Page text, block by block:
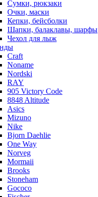
Сумки, рюкзаки
Очки, маски
Кепки, бейсболки
Шапки, балаклавы, шарфы
Чехол для лыж
Craft
Noname
Nordski
RAY
905 Victory Code
8848 Altitude
Asics
Mizuno
Nike
Bjorn Daehlie
One Way
Norveg
Mormaii
Brooks
Stoneham
Gococo